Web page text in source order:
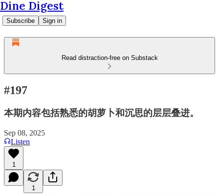
Dine Digest
Subscribe Sign in
Read distraction-free on Substack
#197
本期内容包括熟悉的胡萝卜和沉思的层层叠进。
Sep 08, 2025
Listen
1
1